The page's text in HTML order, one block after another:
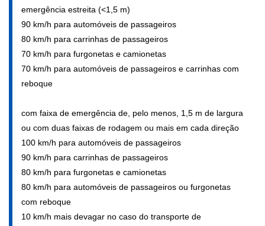
emergência estreita (<1,5 m)
90 km/h para automóveis de passageiros
80 km/h para carrinhas de passageiros
70 km/h para furgonetas e camionetas
70 km/h para automóveis de passageiros e carrinhas com
reboque
com faixa de emergência de, pelo menos, 1,5 m de largura
ou com duas faixas de rodagem ou mais em cada direção
100 km/h para automóveis de passageiros
90 km/h para carrinhas de passageiros
80 km/h para furgonetas e camionetas
80 km/h para automóveis de passageiros ou furgonetas
com reboque
10 km/h mais devagar no caso do transporte de